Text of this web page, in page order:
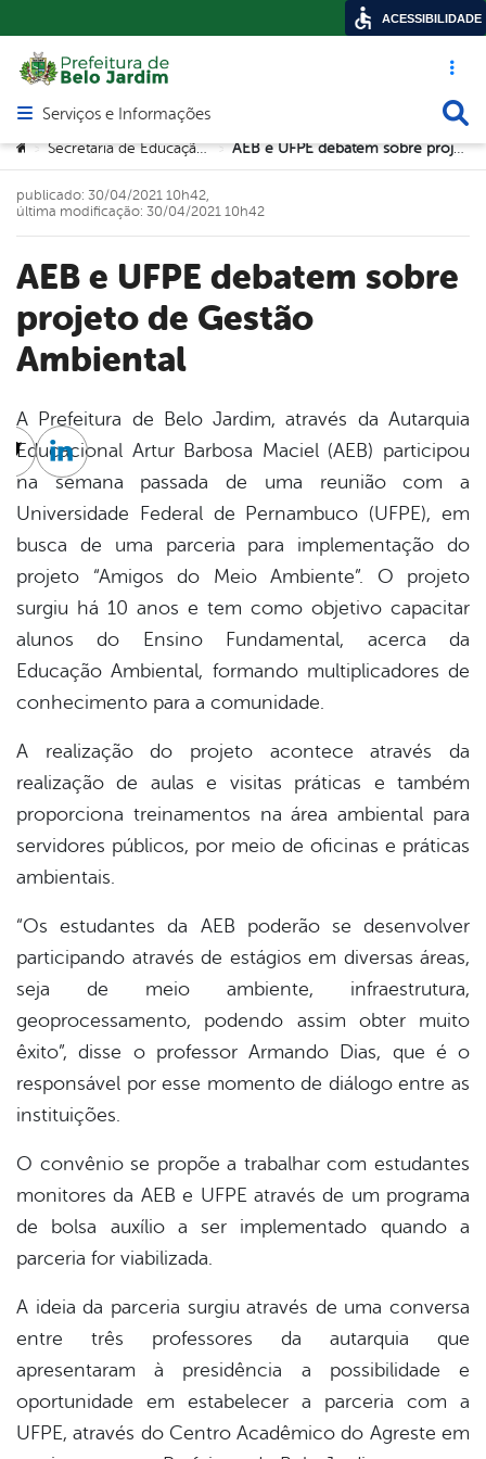
Acesso
Abrir menu principal de navegação
Serviços e Informações
Você está aqui:
> Secretaria de Educação e Tecnologia > AEB e UFPE debatem sobre projeto de Gestão Ambiental
AEB e UFPE debatem sobre
projeto de Gestão
Ambiental
publicado: 30/04/2021 10h42,
última modificação: 30/04/2021 10h42
A Prefeitura de Belo Jardim, através da Autarquia
Educacional Artur Barbosa Maciel (AEB) participou
na semana passada de uma reunião com a
Universidade Federal de Pernambuco (UFPE), em
busca de uma parceria para implementação do
projeto “Amigos do Meio Ambiente”. O projeto
surgiu há 10 anos e tem como objetivo capacitar
alunos do Ensino Fundamental, acerca da
Educação Ambiental, formando multiplicadores de
conhecimento para a comunidade.
A realização do projeto acontece através da
realização de aulas e visitas práticas e também
proporciona treinamentos na área ambiental para
servidores públicos, por meio de oficinas e práticas
ambientais.
“Os estudantes da AEB poderão se desenvolver
participando através de estágios em diversas áreas,
seja de meio ambiente, infraestrutura,
geoprocessamento, podendo assim obter muito
êxito”, disse o professor Armando Dias, que é o
responsável por esse momento de diálogo entre as
instituições.
O convênio se propõe a trabalhar com estudantes
monitores da AEB e UFPE através de um programa
de bolsa auxílio a ser implementado quando a
parceria for viabilizada.
A ideia da parceria surgiu através de uma conversa
entre três professores da autarquia que
apresentaram à presidência a possibilidade e
oportunidade em estabelecer a parceria com a
UFPE, através do Centro Acadêmico do Agreste em
Twitter
Linkedin
ACESSIBILIDADE